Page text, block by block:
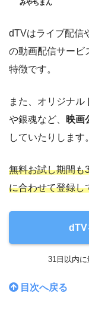
みやちまん
dTVはライブ配信
の動画配信サービ
特徴です。
また、オリジナル
や銀魂など、
映画
していたりします。
無料お試し期間も
に合わせて登録し
dTV
31日以内に
目次へ戻る